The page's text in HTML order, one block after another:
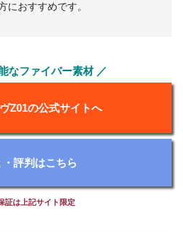
におすすめです。
なファイバー素材 ／
Z01の公式サイトへ
・評判はこちら
証は上記サイト限定